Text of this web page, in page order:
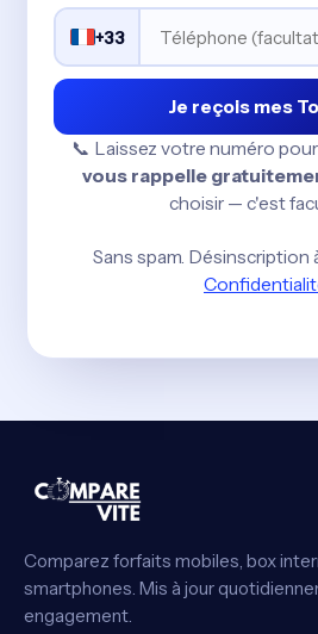
+33
Je reçois mes
📞 Laissez votre numéro
vous rappelle
choisir — c'est
Sans spam.
Comparez forfaits mobiles, box
smartphones. Mis à jour
engagement.